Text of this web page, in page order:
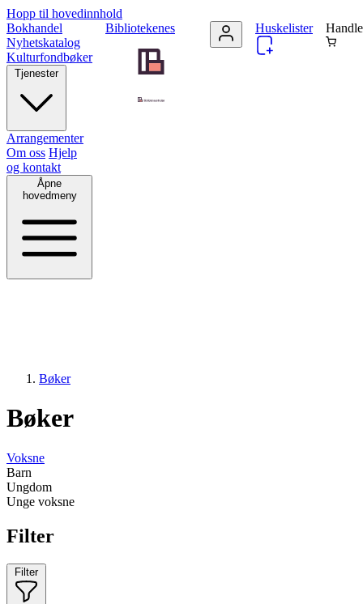
Hopp til hovedinnhold
Bibliotekenes
Bokhandel
Nyhetskatalog
Kulturfondbøker
Tjenester
Arrangementer
Om oss Hjelp
og kontakt
Åpne
hovedmeny
Huskelister
Bøker
Bøker
Voksne
Barn
Ungdom
Unge voksne
Filter
Filter